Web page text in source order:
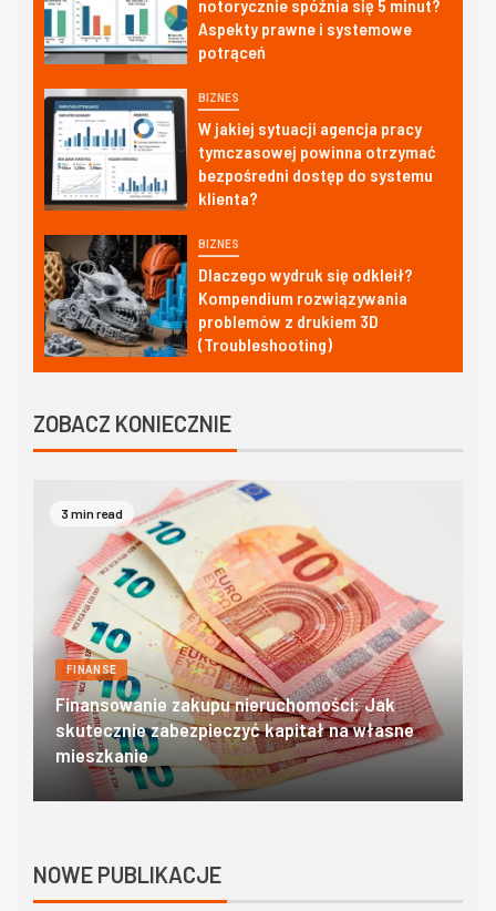
notorycznie spóźnia się 5 minut?
Aspekty prawne i systemowe
potrąceń
BIZNES
W jakiej sytuacji agencja pracy
tymczasowej powinna otrzymać
bezpośredni dostęp do systemu
klienta?
BIZNES
Dlaczego wydruk się odkleił?
Kompendium rozwiązywania
problemów z drukiem 3D
(Troubleshooting)
ZOBACZ KONIECZNIE
4 min read
FINANSE
Domki w zakopanem – poznaj góralski klimat w
najlepszym wydaniu
NOWE PUBLIKACJE